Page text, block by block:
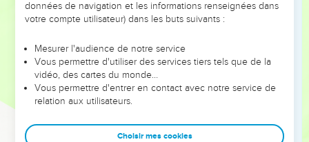
Père.
Là-dessus, les chefs des *Juifs tentèrent à nouveau de se
saisir de lui, mais il leur échappa.
Après cela, Jésus se retira de l’autre côté du *Jourdain, au
lieu même où Jean avait précédemment baptisé. Il y resta
quelque temps.
fait aucun signe miraculeux, mais tout ce qu’il a dit de cet
données de navigation et les informations renseignées dans
votre compte utilisateur) dans les buts suivants :
Mesurer l'audience de notre service
Vous permettre d'utiliser des services tiers tels que de la
vidéo, des cartes du monde…
Vous permettre d'entrer en contact avec notre service de
relation aux utilisateurs.
Choisir mes cookies